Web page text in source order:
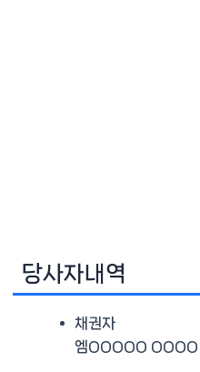
당사자내역
채권자
엠OOOOO OOOO